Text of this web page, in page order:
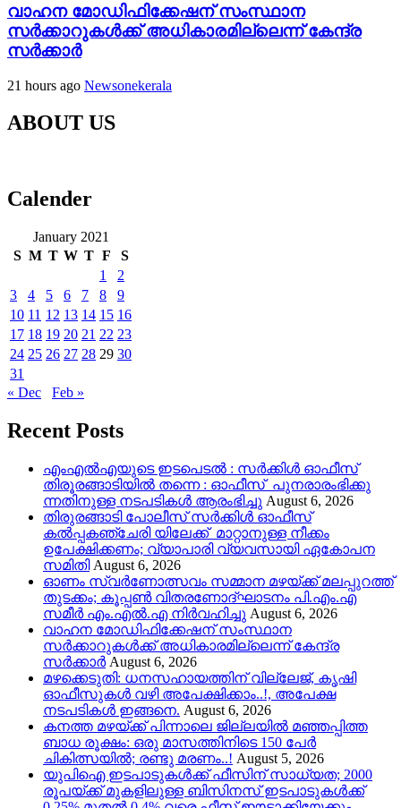
വാഹന മോഡിഫിക്കേഷന് സംസ്ഥാന
സർക്കാറുകൾക്ക് അധികാരമില്ലെന്ന് കേന്ദ്ര
സർക്കാർ
21 hours ago Newsonekerala
ABOUT US
Calender
January 2021
S M T W T F
S
1
2
3
4 5 6 7 8
9
10 11 12 13 14 15 16
17 18 19 20 21 22 23
24 25 26 27 28 29 30
31
« Dec
Feb »
Recent Posts
എംഎൽഎയുടെ ഇടപെടൽ : സര്‍ക്കിള്‍ ഓഫീസ്
തിരൂരങ്ങാടിയിൽ തന്നെ : ഓഫീസ് പുനരാരംഭിക്കു
ന്നതിനുള്ള നടപടികൾ ആരംഭിച്ചു August 6, 2026
തിരുരങ്ങാടി പോലീസ് സർക്കിൾ ഓഫീസ്
കൽപ്പകഞ്ചേരി യിലേക്ക് മാറ്റാനുള്ള നീക്കം
ഉപേക്ഷിക്കണം; വ്യാപാരി വ്യവസായി ഏകോപന
സമിതി August 6, 2026
ഓണം സ്വർണോത്സവം സമ്മാന മഴയ്ക്ക് മലപ്പുറത്ത്
തുടക്കം; കൂപ്പൺ വിതരണോദ്ഘാടനം പി.എം.എ
സമീർ എം.എൽ.എ നിർവഹിച്ചു August 6, 2026
വാഹന മോഡിഫിക്കേഷന് സംസ്ഥാന
സർക്കാറുകൾക്ക് അധികാരമില്ലെന്ന് കേന്ദ്ര
സർക്കാർ August 6, 2026
മഴക്കെടുതി: ധനസഹായത്തിന് വില്ലേജ്, കൃഷി
ഓഫീസുകൾ വഴി അപേക്ഷിക്കാം..!, അപേക്ഷ
നടപടികൾ ഇങ്ങനെ. August 6, 2026
കനത്ത മഴയ്‌ക്ക് പിന്നാലെ ജില്ലയിൽ മഞ്ഞപ്പിത്ത
ബാധ രൂക്ഷം: ഒരു മാസത്തിനിടെ 150 പേർ
ചികിത്സയിൽ; രണ്ടു മരണം..! August 5, 2026
യുപിഐ ഇടപാടുകൾക്ക് ഫീസിന് സാധ്യത; 2000
രൂപയ്ക്ക് മുകളിലുള്ള ബിസിനസ് ഇടപാടുകൾക്ക്